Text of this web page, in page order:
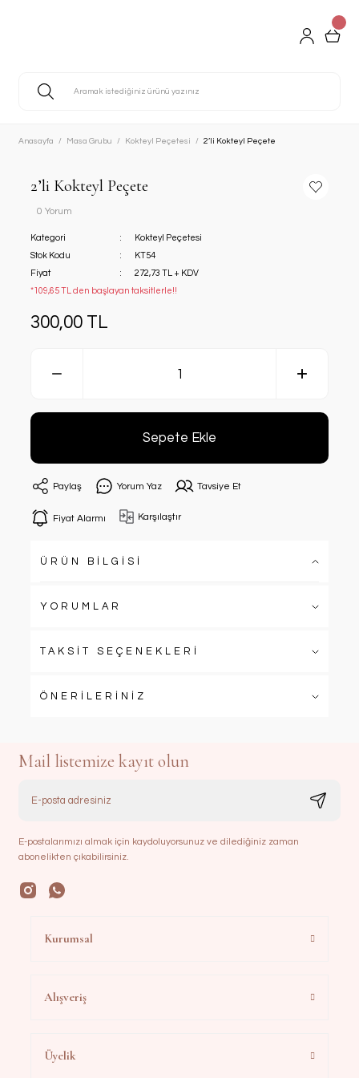
Anasayfa Masa Grubu Kokteyl Peçetesi 2’li Kokteyl Peçete
2’li Kokteyl Peçete
0 Yorum
Kategori
Kokteyl Peçetesi
Stok Kodu
KT54
Fiyat
272,73 TL + KDV
*109,65 TL den başlayan taksitlerle!!
300,00 TL
Sepete Ekle
Paylaş Yorum Yaz Tavsiye Et
Fiyat Alarmı Karşılaştır
ÜRÜN BİLGİSİ
YORUMLAR
TAKSİT SEÇENEKLERİ
ÖNERİLERİNİZ
Mail listemize kayıt olun
E-postalarımızı almak için kaydoluyorsunuz ve dilediğiniz zaman
abonelikten çıkabilirsiniz.
Kurumsal
Alışveriş
Üyelik